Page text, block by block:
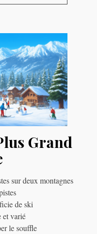
Grand
sur deux montagnes
de ski
et varié
le souffle